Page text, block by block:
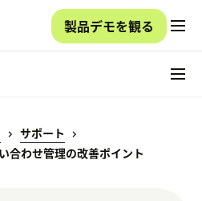
製品デモを観る
サポート
合わせ管理の改善ポイント